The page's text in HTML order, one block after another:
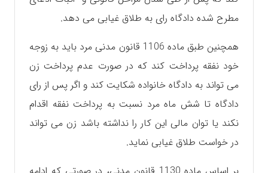
مطرح شده دادگاه رای به طلاق غیابی می دهد.
همچنین طبق ماده 1106 قانون مدنی مرد باید به زوجه
خود نفقه پرداخت کند که در صورت عدم پرداخت زن
می تواند به دادگاه خانواده شکایت کند و اگر پس از رای
دادگاه تا شش ماه مرد نسبت به پرداخت نفقه اقدام
نکند یا توان مالی این کار را نداشته باشد زن می تواند
در خواست طلاق غیابی نماید.